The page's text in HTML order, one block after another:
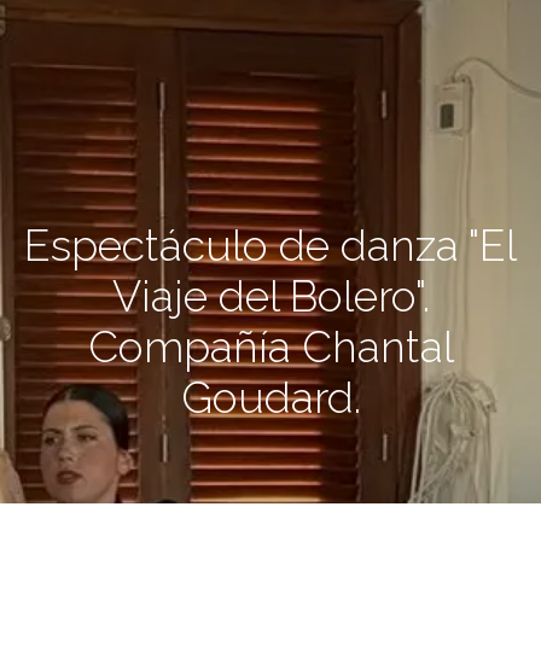
Espectáculo de danza "El
Viaje del Bolero".
Compañía Chantal
Goudard.